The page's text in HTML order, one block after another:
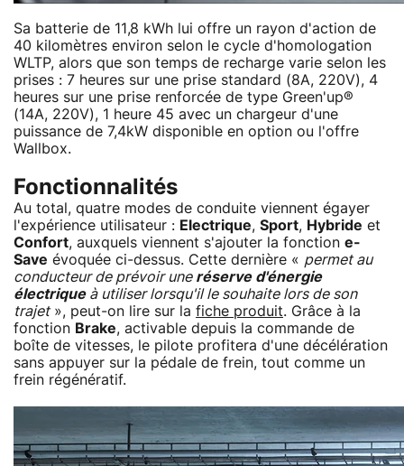
Sa batterie de 11,8 kWh lui offre un rayon d'action de
40 kilomètres environ selon le cycle d'homologation
WLTP, alors que son temps de recharge varie selon les
prises : 7 heures sur une prise standard (8A, 220V), 4
heures sur une prise renforcée de type Green'up®
(14A, 220V), 1 heure 45 avec un chargeur d'une
puissance de 7,4kW disponible en option ou l'offre
Wallbox.
Fonctionnalités
Au total, quatre modes de conduite viennent égayer
l'expérience utilisateur : Electrique, Sport, Hybride et
Confort, auxquels viennent s'ajouter la fonction e-
Save évoquée ci-dessus. Cette dernière « permet au
conducteur de prévoir une réserve d'énergie
électriqueà utiliser lorsqu'il le souhaite lors de son
trajet», peut-on lire sur la fiche produit. Grâce à la
fonction Brake, activable depuis la commande de
boîte de vitesses, le pilote profitera d'une décélération
sans appuyer sur la pédale de frein, tout comme un
frein régénératif.